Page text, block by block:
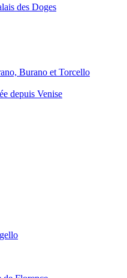
des Doges
Burano et Torcello
depuis Venise